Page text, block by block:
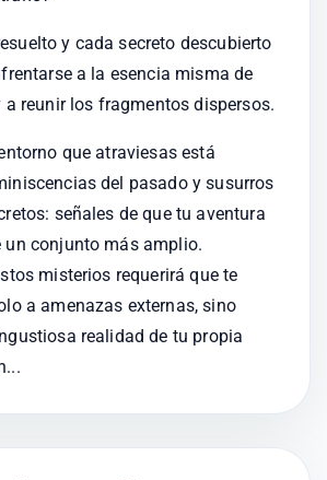
y cada secreto descubierto
a la esencia misma de
a reunir los fragmentos dispersos.
que atraviesas está
del pasado y susurros
señales de que tu aventura
un conjunto más amplio.
misterios requerirá que te
a amenazas externas, sino
realidad de tu propia